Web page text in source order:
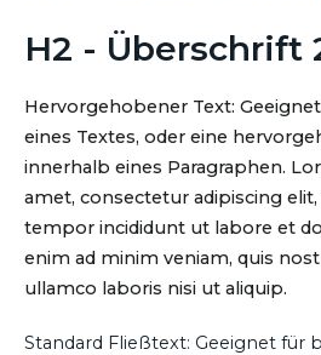
H2 - Überschrift
Hervorgehobener Text:
eines Textes, oder eine
innerhalb eines Paragraphen.
amet, consectetur adipiscing elit,
tempor incididunt ut labore et
enim ad minim veniam, quis
ullamco laboris nisi ut aliquip.
Standard Fließtext: Geeignet für